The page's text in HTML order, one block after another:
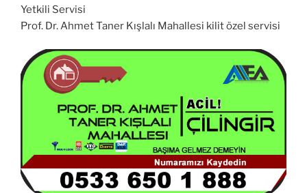
Yetkili Servisi
Prof. Dr. Ahmet Taner Kışlalı Mahallesi kilit özel servisi